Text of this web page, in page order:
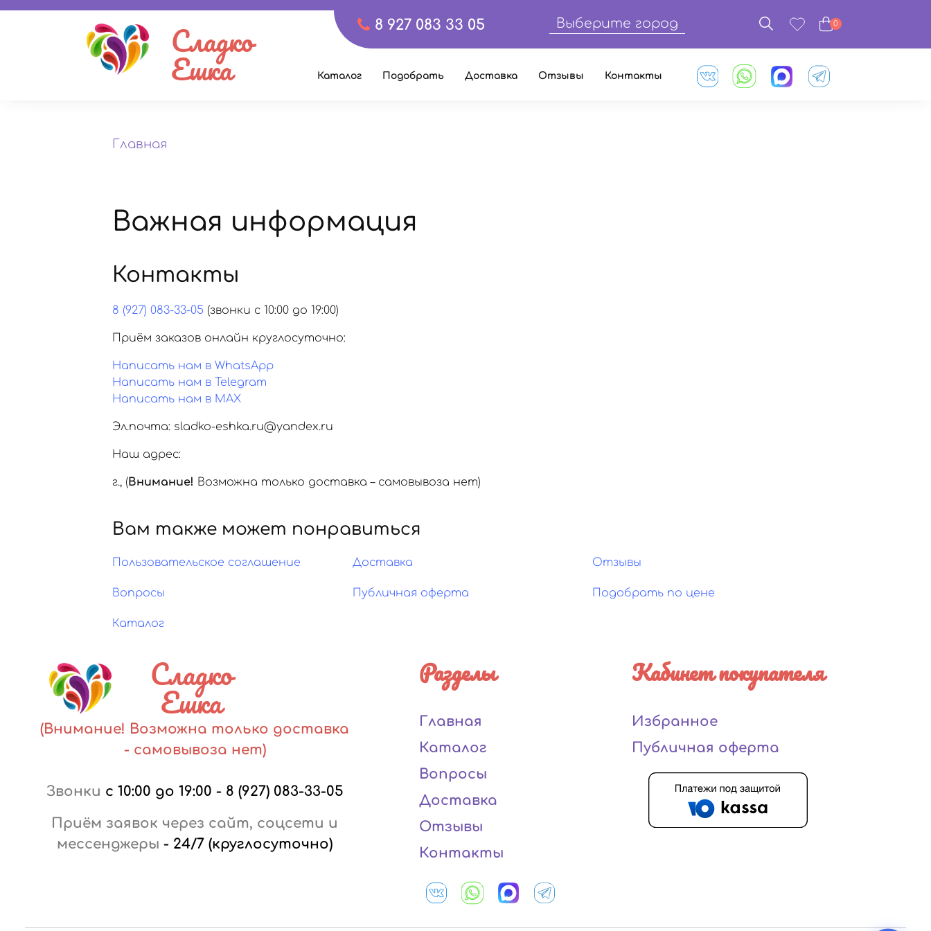
8 927 083 33 05 Выберите город 0
Сладко
Ешка Каталог Подобрать Доставка Отзывы Контакты
Главная
Важная информация
Контакты
8 (927) 083-33-05 (звонки с 10:00 до 19:00)
Приём заказов онлайн круглосуточно:
Написать нам в WhatsApp
Написать нам в Telegram
Написать нам в MAX
Эл.почта: sladko-eshka.ru@yandex.ru
Наш адрес:
г., (Внимание! Возможна только доставка – самовывоза нет)
Вам также может понравиться
Пользовательское соглашение Доставка Отзывы
Вопросы Публичная оферта Подобрать по цене
Каталог
Сладко
Ешка
(Внимание! Возможна только доставка
- самовывоза нет)
Звонки с 10:00 до 19:00 - 8 (927) 083-33-05
Приём заявок через сайт, соцсети и
мессенджеры - 24/7 (круглосуточно)
Разделы
Главная
Каталог
Вопросы
Доставка
Отзывы
Контакты
Кабинет покупателя
Избранное
Публичная оферта